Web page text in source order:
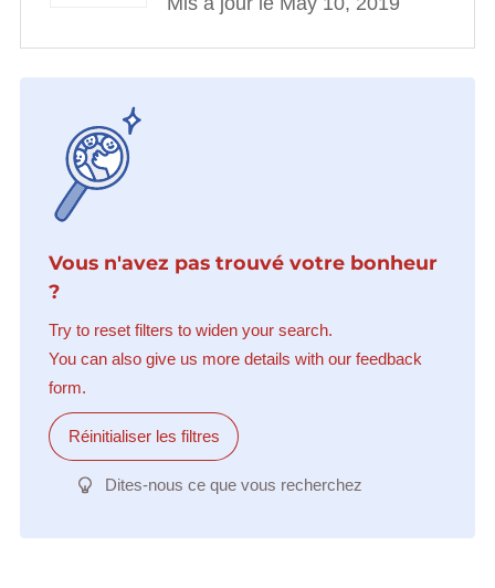
Vous n'avez pas trouvé votre bonheur
?
Try to reset filters to widen your search.
You can also give us more details with our feedback
form.
Réinitialiser les filtres
Dites-nous ce que vous recherchez